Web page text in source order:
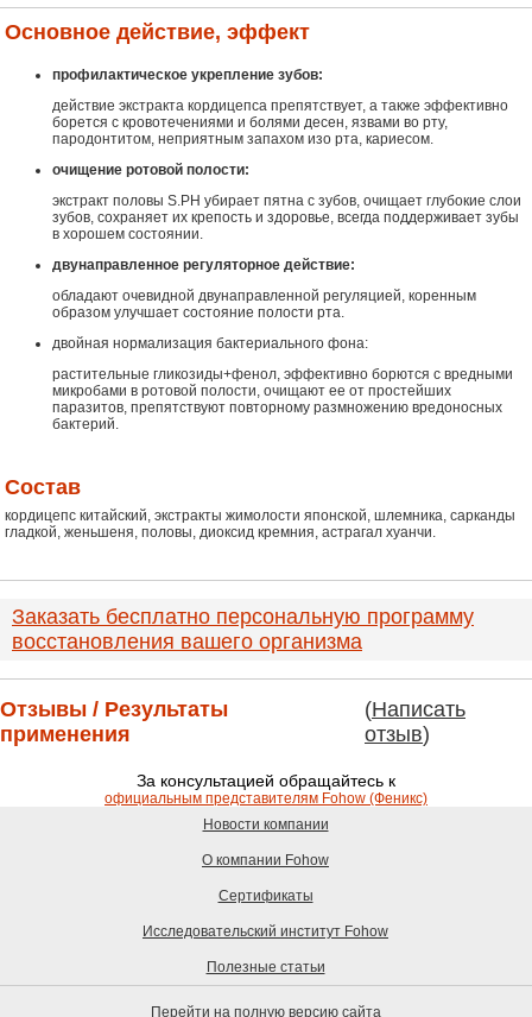
Основное действие, эффект
профилактическое укрепление зубов:
действие экстракта кордицепса препятствует, а также эффективно
борется с кровотечениями и болями десен, язвами во рту,
пародонтитом, неприятным запахом изо рта, кариесом.
очищение ротовой полости:
экстракт половы S.PH убирает пятна с зубов, очищает глубокие слои
зубов, сохраняет их крепость и здоровье, всегда поддерживает зубы
в хорошем состоянии.
двунаправленное регуляторное действие:
обладают очевидной двунаправленной регуляцией, коренным
образом улучшает состояние полости рта.
двойная нормализация бактериального фона:
растительные гликозиды+фенол, эффективно борются с вредными
микробами в ротовой полости, очищают ее от простейших
паразитов, препятствуют повторному размножению вредоносных
бактерий.
Состав
кордицепс китайский, экстракты жимолости японской, шлемника, сарканды
гладкой, женьшеня, половы, диоксид кремния, астрагал хуанчи.
Заказать бесплатно персональную программу
восстановления вашего организма
Отзывы / Результаты
применения
(Написать
отзыв)
За консультацией обращайтесь к
официальным представителям Fohow (Феникс)
Новости компании
О компании Fohow
Сертификаты
Исследовательский институт Fohow
Полезные статьи
Перейти на полную версию сайта